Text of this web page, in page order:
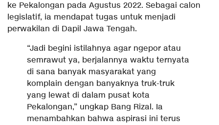
ke Pekalongan pada Agustus 2022. Sebagai calon
legislatif, ia mendapat tugas untuk menjadi
perwakilan di Dapil Jawa Tengah.
“Jadi begini istilahnya agar ngepor atau
semrawut ya, berjalannya waktu ternyata
di sana banyak masyarakat yang
komplain dengan banyaknya truk-truk
yang lewat di dalam pusat kota
Pekalongan,” ungkap Bang Rizal. Ia
menambahkan bahwa aspirasi ini terus